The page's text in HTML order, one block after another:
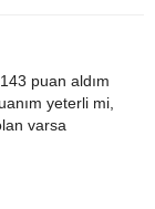
puan aldım
yeterli mi,
varsa